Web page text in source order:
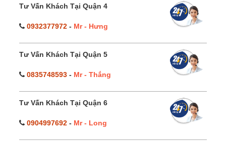
Tư Vấn Khách Tại Quận 4
0932377972 - Mr - Hưng
Tư Vấn Khách Tại Quận 5
0835748593 - Mr - Thắng
Tư Vấn Khách Tại Quận 6
0904997692 - Mr - Long